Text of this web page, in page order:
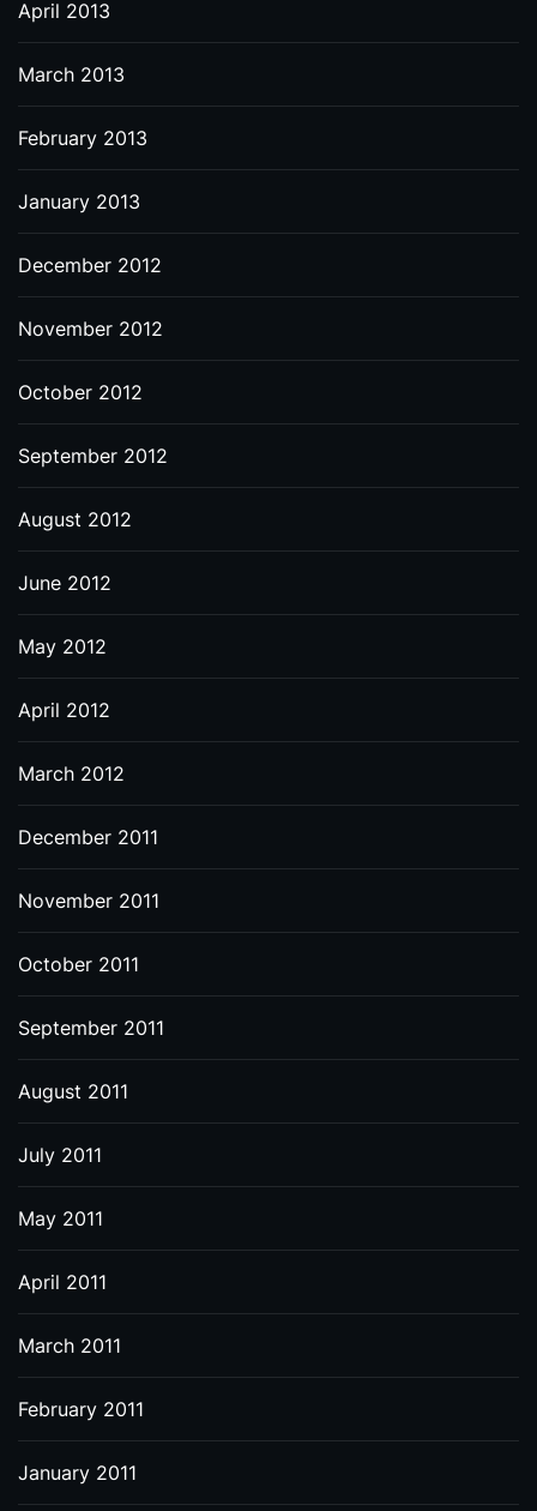
April 2013
March 2013
February 2013
January 2013
December 2012
November 2012
October 2012
September 2012
August 2012
June 2012
May 2012
April 2012
March 2012
December 2011
November 2011
October 2011
September 2011
August 2011
July 2011
May 2011
April 2011
March 2011
February 2011
January 2011